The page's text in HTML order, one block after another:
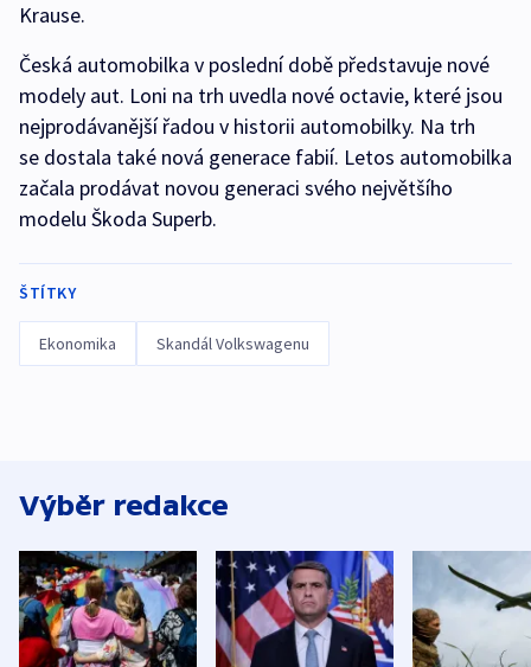
Krause.
Česká automobilka v poslední době představuje nové
modely aut. Loni na trh uvedla nové octavie, které jsou
nejprodávanější řadou v historii automobilky. Na trh
se dostala také nová generace fabií. Letos automobilka
začala prodávat novou generaci svého největšího
modelu Škoda Superb.
ŠTÍTKY
Ekonomika Skandál Volkswagenu
Výběr redakce